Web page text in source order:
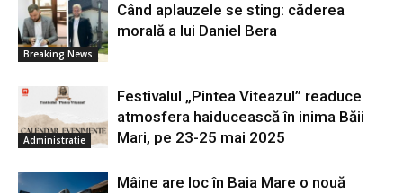
Breaking News
Când aplauzele se sting: căderea
morală a lui Daniel Bera
Administratie
Festivalul „Pintea Viteazul” readuce
atmosfera haiducească în inima Băii
Mari, pe 23-25 mai 2025
Mâine are loc în Baia Mare o nouă